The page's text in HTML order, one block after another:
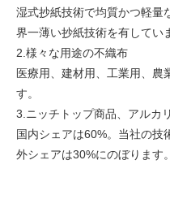
湿式抄紙技術で均質かつ軽量
界一薄い抄紙技術を有してい
2.様々な用途の不織布
医療用、建材用、工業用、農
す。
3.ニッチトップ商品、アルカ
国内シェアは60%。当社の技
外シェアは30%にのぼります。